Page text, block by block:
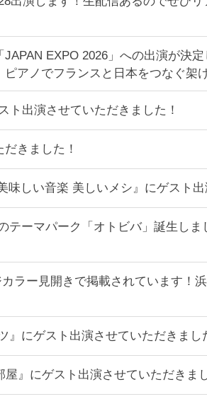
EXPO 2026」への出演が決
アノでフランスと日本をつなぐ架
ト出演させていただきました！
きました！
味しい音楽 美しいメシ』にゲスト出
テーマパーク「オトビバ」誕生し
ラー見開きで掲載されています！
にゲスト出演させていただきまし
』にゲスト出演させていただきま